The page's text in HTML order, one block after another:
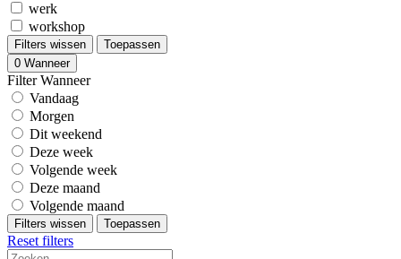
werk
workshop
Filters wissen
Toepassen
0 Wanneer
Filter Wanneer
Vandaag
Morgen
Dit weekend
Deze week
Volgende week
Deze maand
Volgende maand
Filters wissen Toepassen
Reset filters